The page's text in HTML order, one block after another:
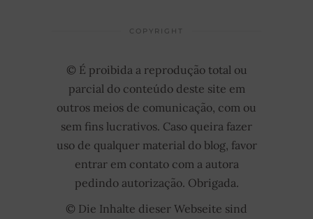
COPYRIGHT
© É proibida a reprodução total ou
parcial do conteúdo deste site em
outros meios de comunicação, com ou
sem fins lucrativos. Caso queira fazer
uso de qualquer material do blog, favor
entrar em contato com a autora
pedindo autorização. Obrigada.
© Die Inhalte dieser Webseite sind